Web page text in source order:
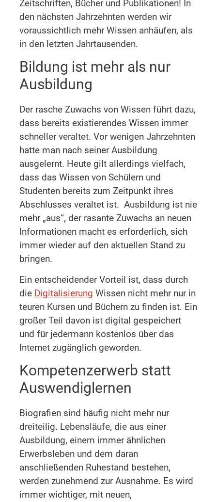
Zeitschriften, Bücher und Publikationen! In
den nächsten Jahrzehnten werden wir
voraussichtlich mehr Wissen anhäufen, als
in den letzten Jahrtausenden.
Bildung ist mehr als nur
Ausbildung
Der rasche Zuwachs von Wissen führt dazu,
dass bereits existierendes Wissen immer
schneller veraltet. Vor wenigen Jahrzehnten
hatte man nach seiner Ausbildung
ausgelernt. Heute gilt allerdings vielfach,
dass das Wissen von Schülern und
Studenten bereits zum Zeitpunkt ihres
Abschlusses veraltet ist. Ausbildung ist nie
mehr „aus“, der rasante Zuwachs an neuen
Informationen macht es erforderlich, sich
immer wieder auf den aktuellen Stand zu
bringen.
Ein entscheidender Vorteil ist, dass durch
die Digitalisierung Wissen nicht mehr nur in
teuren Kursen und Büchern zu finden ist. Ein
großer Teil davon ist digital gespeichert
und für jedermann kostenlos über das
Internet zugänglich geworden.
Kompetenzerwerb statt
Auswendiglernen
Biografien sind häufig nicht mehr nur
dreiteilig. Lebensläufe, die aus einer
Ausbildung, einem immer ähnlichen
Erwerbsleben und dem daran
anschließenden Ruhestand bestehen,
werden zunehmend zur Ausnahme. Es wird
immer wichtiger, mit neuen,